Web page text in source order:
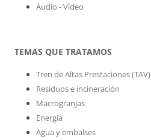
Audio - Vídeo
TEMAS QUE TRATAMOS
Tren de Altas Prestaciones (TAV)
Residuos e incineración
Macrogranjas
Energía
Agua y embalses